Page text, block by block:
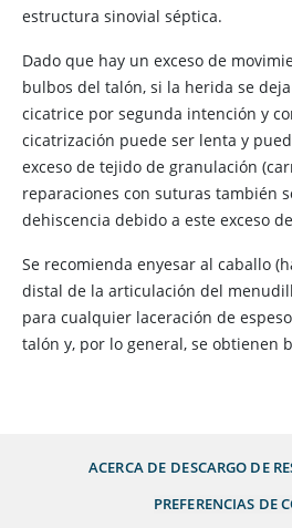
estructura sinovial séptica.
Dado que hay un exceso de
bulbos del talón, si la herida se
cicatrice por segunda intención y
cicatrización puede ser lenta y
exceso de tejido de granulación
reparaciones con suturas también
dehiscencia debido a este exceso
Se recomienda enyesar al caballo
distal de la articulación del
para cualquier laceración de
talón y, por lo general, se obtienen
ACERCA DE DESCARGO DE
PREFERENCIAS DE